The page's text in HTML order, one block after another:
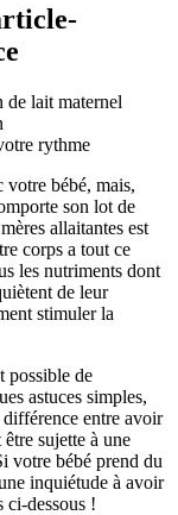
de lait maternel
rythme
votre bébé, mais,
son lot de
allaitantes est
corps a tout ce
les nutriments dont
de leur
stimuler la
possible de
astuces simples,
entre avoir
sujette à une
votre bébé prend du
inquiétude à avoir
ci-dessous !